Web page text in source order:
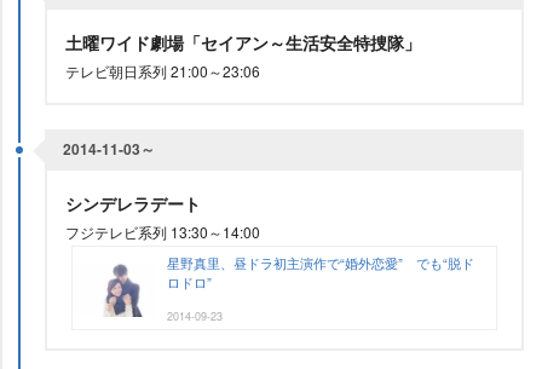
土曜ワイド劇場「セイアン～生活安全特捜隊」
テレビ朝日系列 21:00～23:06
2014-11-03～
シンデレラデート
フジテレビ系列 13:30～14:00
星野真里、昼ドラ初主演作で“婚外恋愛” でも“脱ド
ロドロ”
2014-09-23